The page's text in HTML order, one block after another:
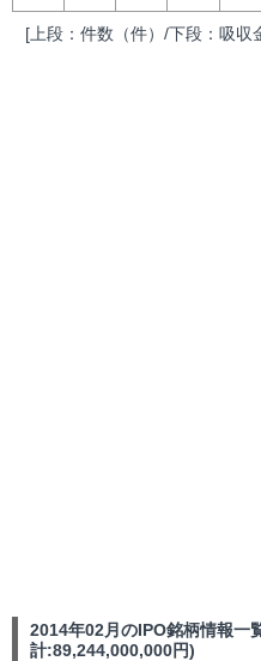
[上段：件数（件）/下段：吸収
2014年02月のIPO銘柄情報一
計:89,244,000,000円)